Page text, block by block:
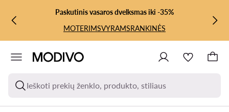
PEREITI PRIE PAGRINDINIO TURINIO
PEREITI Į PAIEŠKĄPaskutinis vasaros dvelksmas iki -35%
MOTERIMSVYRAMSRANKINĖS
Ieškoti prekių ženklo, produkto, stiliaus